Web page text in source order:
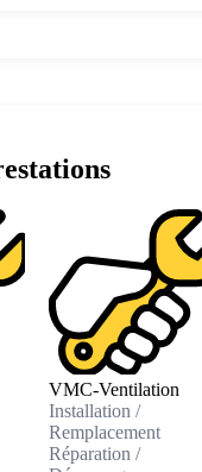
VMC-Ventilation
Installation /
Remplacement
Réparation /